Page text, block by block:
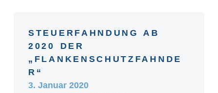
STEUERFAHNDUNG AB
2020 DER
„FLANKENSCHUTZFAHNDE
R“
3. Januar 2020